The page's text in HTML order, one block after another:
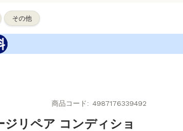
その他
商品コード 4987176339492
リペア コンディショ